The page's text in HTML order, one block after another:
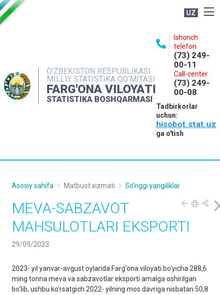
UZ
O‘ZBEKISTON RESPUBLIKASI
MILLIY STATISTIKA QO‘MITASI
FARG'ONA VILOYATI
STATISTIKA BOSHQARMASI
Ishonch
telefon
(73) 249-
00-11
Call-center
(73) 249-
00-08
Tadbirkorlar
uchun:
hisobot.stat.uz
ga o'tish
NASHRLAR
INTERAKTIV XIZMATLAR
MATBUOT XIZMATI
Asosiy sahifa Matbuot xizmati So'nggi yangiliklar
MEVA-SABZAVOT
MAHSULOTLARI EKSPORTI
29/09/2023
2023- yil yanvar-avgust oylarida Farg‘ona viloyati bo‘yicha 288,6
ming tonna meva va sabzavotlar eksporti amalga oshirilgan
bo‘lib, ushbu ko‘rsatgich 2022- yilning mos davriga nisbatan 50,8